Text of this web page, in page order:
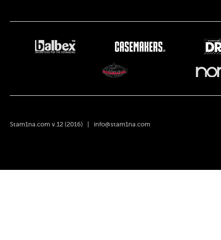
Stam1na.com v.12 (2016) | info@stam1na.com